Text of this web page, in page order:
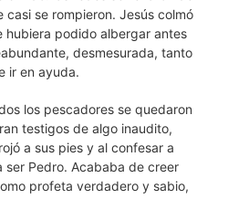
se rompieron. Jesús colmó
podido albergar antes
desmesurada, tanto
ir en ayuda.
los pescadores se quedaron
testigos de algo inaudito,
a sus pies y al confesar a
ser Pedro. Acababa de creer
profeta verdadero y sabio,